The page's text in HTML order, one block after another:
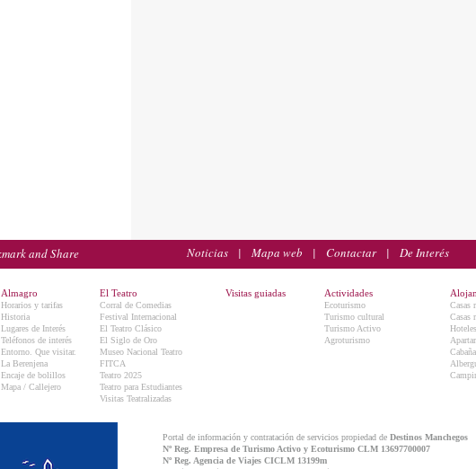
Noticias | Mapa web | Contactar| De Interés
Almagro
Horarios y tarifas
Historia
Lugares de Interés
Teléfonos de interés
Entorno. Que visitar.
La Berenjena
Encaje de bolillos
Mapa / Callejero
El Teatro
Corral de Comedias
Festival Internacional
El Teatro Clásico
El Siglo de Oro
Museo Nacional Teatro
FITCA
Teatro 2025
Teatro para Estudiantes
Visitas Teatralizadas
Visitas guiadas Actividades
Ecoturismo
Turismo cultural
Turismo Activo
Agroturismo
Casas
Casas
Hoteles
Portal de información y contratación de servicios propiedad de Destinos Manchegos
Nº Reg. Empresa de Turismo Activo y Ecoturismo CLM 13697700007
Nº Reg. Agencia de Viajes CICLM 13199m